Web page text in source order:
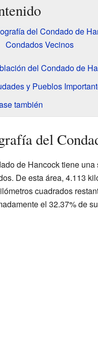
del Condado de
Condados Vecinos
del Condado de
y Pueblos
también
del
de Hancock tiene
De esta área, 4.113
cuadrados
el 32.37% de